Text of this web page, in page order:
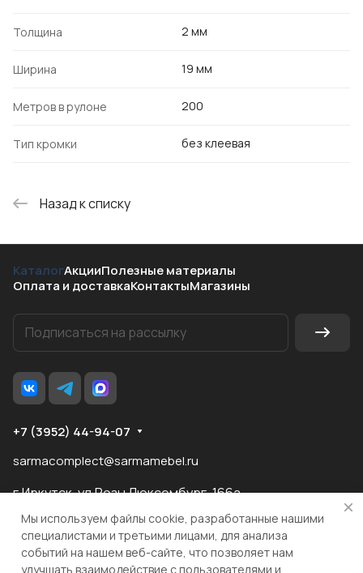
Толщина 2 мм
Ширина 19 мм
Метров в рулоне 200
Тип кромки без клеевая
Назад к списку
КаталогАкцииПолезные материалы
Оплата и доставкаКонтактыМагазины
+7 (3952) 44-94-07
sarmacomplect@sarmamebel.ru
г.Иркутск, ул.Розы Люксембург, 166а
разработка
и продвижение сайта
Мы используем файлы cookie, разработанные нашими
специалистами и третьими лицами, для анализа
событий на нашем веб-сайте, что позволяет нам
улучшать взаимодействие с пользователями и